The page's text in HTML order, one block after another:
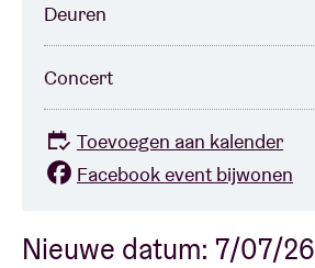
Contact
Nieuwe datum: 7/07/26
Deuren
Concert
Toevoegen aan kalender
Facebook event bijwonen